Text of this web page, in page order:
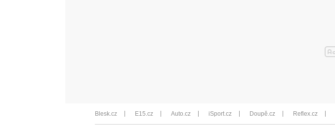
Blesk.cz E15.cz Auto.cz iSport.cz Doupě.cz Reflex.cz